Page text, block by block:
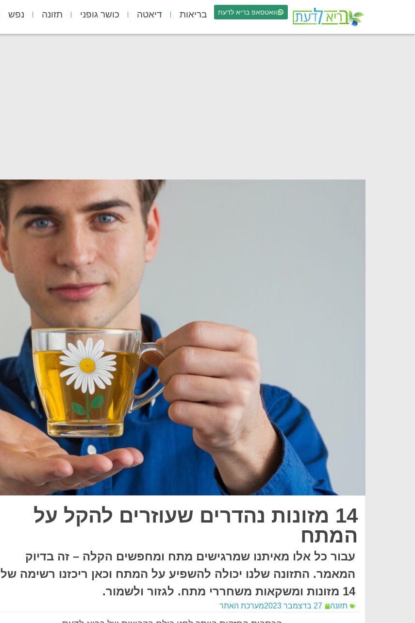
וואטסאפ בריא לדעת בריאות דיאטה כושר גופני תזונה נפש
14 מזונות נהדרים שעוזרים להקל על
המתח
עבור כל אלו מאיתנו שמרגישים מתח ומחפשים הקלה – זה בדיוק
המאמר. התזונה שלנו יכולה להשפיע על המתח וכאן ריכזנו רשימה של
14 מזונות ומשקאות משחררי מתח. לגזור ולשמור.
תזונה 27 בדצמבר 2023 מערכת האתר